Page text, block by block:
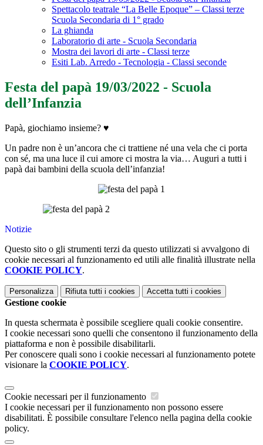
Spettacolo teatrale “La Belle Epoque” – Classi terze
Scuola Secondaria di 1° grado
La ghianda
Laboratorio di arte - Scuola Secondaria
Mostra dei lavori di arte - Classi terze
Esiti Lab. Arredo - Tecnologia - Classi seconde
Festa del papà 19/03/2022 - Scuola
dell’Infanzia
Papà, giochiamo insieme? ♥️
Un padre non è un’ancora che ci trattiene né una vela che ci porta
con sé, ma una luce il cui amore ci mostra la via… Auguri a tutti i
papà dai bambini della scuola dell’infanzia!
Notizie
Questo sito o gli strumenti terzi da questo utilizzati si avvalgono di
cookie necessari al funzionamento ed utili alle finalità illustrate nella
COOKIE POLICY.
Personalizza Rifiuta tutti i cookies Accetta tutti i cookies
Gestione cookie
In questa schermata è possibile scegliere quali cookie consentire.
I cookie necessari sono quelli che consentono il funzionamento della
piattaforma e non è possibile disabilitarli.
Per conoscere quali sono i cookie necessari al funzionamento potete
visionare la COOKIE POLICY.
Cookie necessari per il funzionamento
I cookie necessari per il funzionamento non possono essere
disabilitati. È possibile consultare l'elenco nella pagina della cookie
policy.